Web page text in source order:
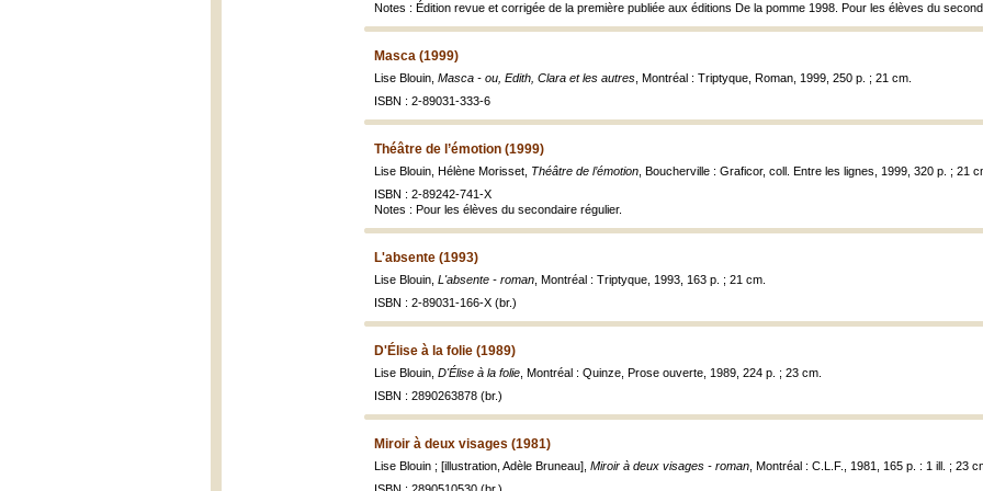
Notes : Édition revue et corrigée de la première publiée aux éditions De la pomme 1998. Pour les élèves du
Masca (1999)
Lise Blouin, Masca - ou, Edith, Clara et les autres , Montréal : Triptyque, Roman, 1999, 250 p. ; 21 cm.
ISBN : 2-89031-333-6
Théâtre de l’émotion (1999)
Lise Blouin, Hélène Morisset, Théâtre de l’émotion , Boucherville : Graficor, coll. Entre les lignes, 1999, 320 p. ; 21
ISBN : 2-89242-741-X
Notes : Pour les élèves du secondaire régulier.
L'absente (1993)
Lise Blouin, L'absente - roman , Montréal : Triptyque, 1993, 163 p. ; 21 cm.
ISBN : 2-89031-166-X (br.)
D'Élise à la folie (1989)
Lise Blouin, D'Élise à la folie , Montréal : Quinze, Prose ouverte, 1989, 224 p. ; 23 cm.
ISBN : 2890263878 (br.)
Miroir à deux visages (1981)
Lise Blouin ; [illustration, Adèle Bruneau], Miroir à deux visages - roman , Montréal : C.L.F., 1981, 165 p. : 1 ill. ; 23